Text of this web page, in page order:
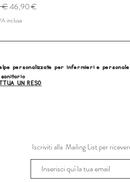
€Prezzo scontato
46,90 €
inclusa
personalizzate per infermieri e personale
sanitario
UN RESO
Iscriviti alla Mailing List per